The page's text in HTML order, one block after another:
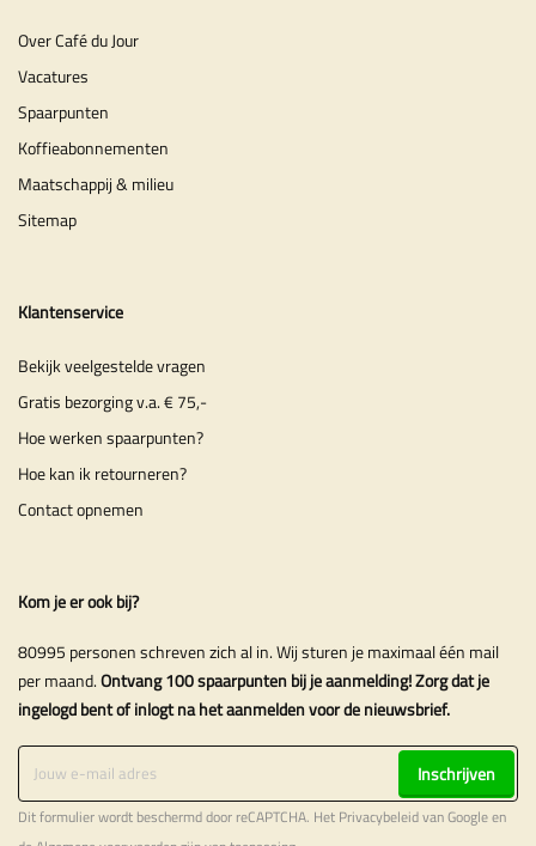
Over Café du Jour
Vacatures
Spaarpunten
Koffieabonnementen
Maatschappij & milieu
Sitemap
Klantenservice
Bekijk veelgestelde vragen
Gratis bezorging v.a. € 75,-
Hoe werken spaarpunten?
Hoe kan ik retourneren?
Contact opnemen
Kom je er ook bij?
80995 personen schreven zich al in. Wij sturen je maximaal één mail
per maand.Ontvang 100 spaarpunten bij je aanmelding! Zorg dat je
ingelogd bent of inlogt na het aanmelden voor de nieuwsbrief.
Inschrijven
Dit formulier wordt beschermd door reCAPTCHA. Het Privacybeleidvan Google en